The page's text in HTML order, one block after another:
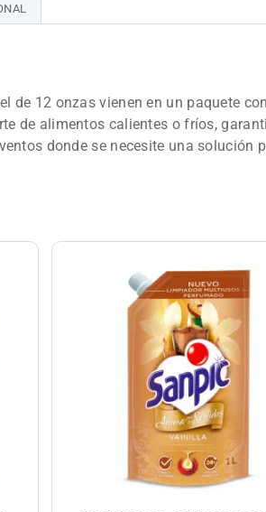
de 12 onzas vienen en un paquete
de alimentos calientes o fríos,
donde se necesite una solución